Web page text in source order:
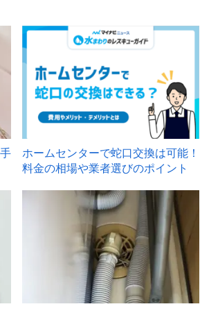
ホームセンターで蛇口交換は可能！
料金の相場や業者選びのポイント